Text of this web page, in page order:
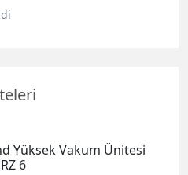
Yüksek Vakum Ünitesi
6